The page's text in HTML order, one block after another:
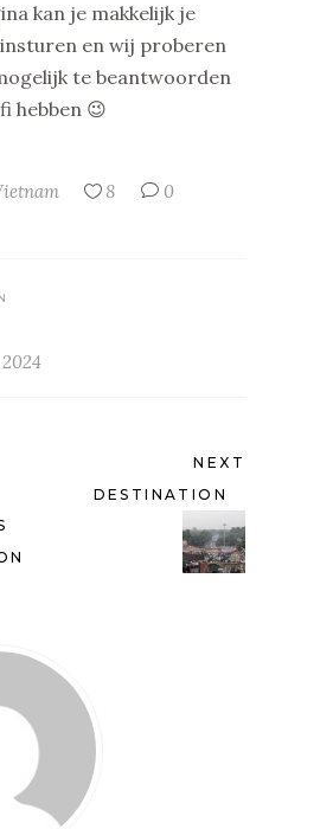
kan je makkelijk je
en wij proberen
te beantwoorden
hebben 😉
8 0
NEXT
DESTINATION